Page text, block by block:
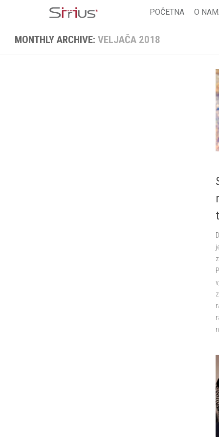
POČETNA O
MONTHLY ARCHIVE: VELJAČA 2018